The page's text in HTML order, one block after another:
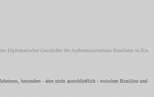
Diplomatischer Geschichte des Außenministeriums Brasiliens in Rio
besonders - aber nicht ausschließlich - zwischen Brasilien und